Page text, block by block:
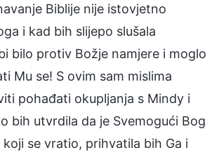
Biblije nije istovjetno
i kad bih slijepo slušala
bilo protiv Božje namjere i moglo
Mu se! S ovim sam mislima
pohađati okupljanja s Mindy i
bih utvrdila da je Svemogući Bog
se vratio, prihvatila bih Ga i